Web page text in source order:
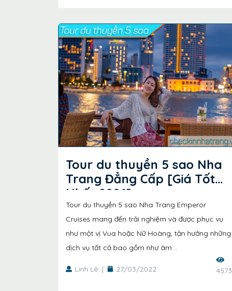
Tour du thuyền 5 sao Nha
Trang Đẳng Cấp [Giá Tốt
Nhất 2026]
Tour du thuyền 5 sao Nha Trang Emperor
Cruises mang đến trải nghiệm và được phục vụ
như một vị Vua hoặc Nữ Hoàng, tận hưởng những
dịch vụ tất cả bao gồm như âm ..
Linh Lê | 27/03/2022 4573